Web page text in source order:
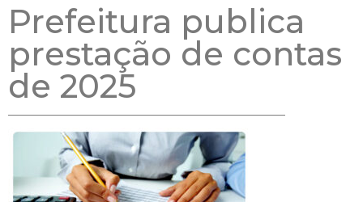
Prefeitura publica
prestação de contas
de 2025